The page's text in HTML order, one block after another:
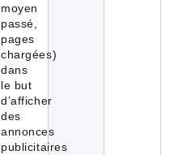
moyen
passé,
pages
chargées)
dans
le but
d’afficher
des
annonces
publicitaires